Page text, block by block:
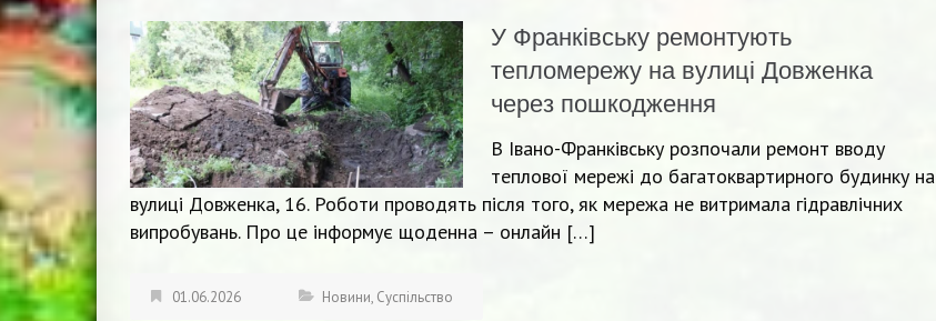
У Франківську ремонтують
тепломережу на вулиці Довженка
через пошкодження
В Івано-Франківську розпочали ремонт вводу
теплової мережі до багатоквартирного будинку на
вулиці Довженка, 16. Роботи проводять після того, як мережа не витримала гідравлічних
випробувань. Про це інформує щоденна – онлайн […]
01.06.2026 Новини, Суспільство